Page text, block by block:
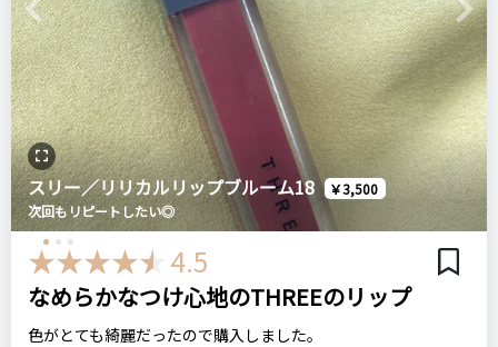
プチプラコスメ
口紅
＼ショップで商品を探す／
ステマっぽい 0
コメント（0 件）
比較したもの・こちらを選んだ理由
特になし
価格
4,000円
場所
シロ ルミネエスト店
シロ ジンジャーリップスティック
デパコス
RMK
ストーンブロッサムリップス／口紅
リピート回数・頻度
はじめて
次回のリピート予定
わからない
良いところ
Previous Next
スリー／リリカルリップブルーム18
￥3,500
次回もリピートしたい◎
4.5
なめらかなつけ心地のTHREEのリップ
色がとても綺麗だったので購入しました。